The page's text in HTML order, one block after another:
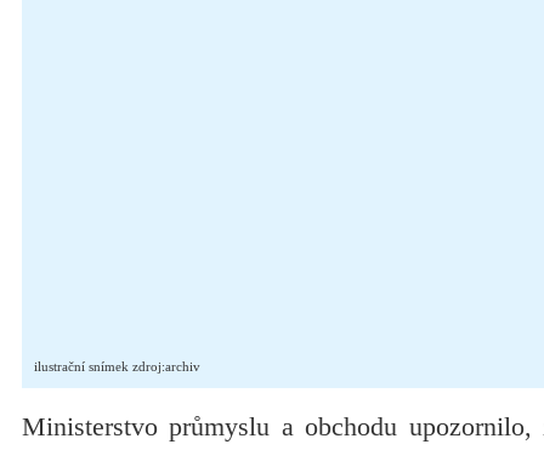
ilustrační snímek zdroj:archiv
Ministerstvo průmyslu a obchodu